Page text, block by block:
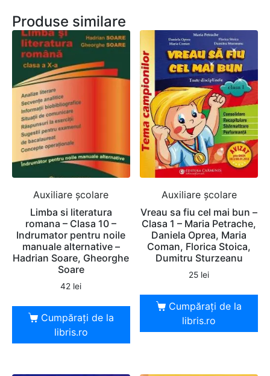
Produse similare
Auxiliare şcolare
Limba si literatura
romana – Clasa 10 –
Indrumator pentru noile
manuale alternative –
Hadrian Soare, Gheorghe
Soare
42 lei
Cumpărați de la
libris.ro
Auxiliare şcolare
Vreau sa fiu cel mai bun –
Clasa 1 – Maria Petrache,
Daniela Oprea, Maria
Coman, Florica Stoica,
Dumitru Sturzeanu
25 lei
Cumpărați de la
libris.ro